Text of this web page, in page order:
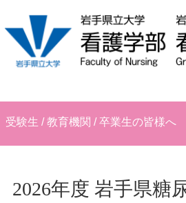
受験生 / 教育機関 / 卒業生の皆様へ
2026年度 岩手県糖